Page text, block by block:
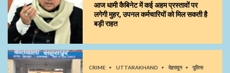
आज धामी कैबिनेट में कई अहम प्रस्तावों पर
लगेगी मुहर, उपनल कर्मचारियों को मिल सकती है
बड़ी राहत
CRIME UTTARAKHAND देहरादून पुलिस